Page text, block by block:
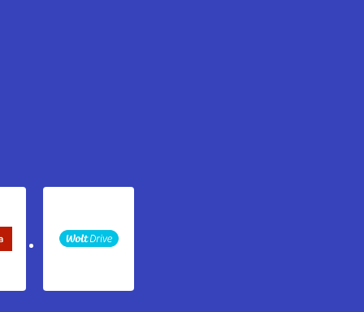
Sledenje pošiljki
WOLT